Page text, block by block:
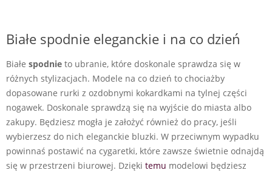
Białe spodnie eleganckie i na co dzień
Białe spodnie to ubranie, które doskonale sprawdza się w
różnych stylizacjach. Modele na co dzień to chociażby
dopasowane rurki z ozdobnymi kokardkami na tylnej części
nogawek. Doskonale sprawdzą się na wyjście do miasta albo
zakupy. Będziesz mogła je założyć również do pracy, jeśli
wybierzesz do nich eleganckie bluzki. W przeciwnym wypadku
powinnaś postawić na cygaretki, które zawsze świetnie odnajdą
się w przestrzeni biurowej. Dzięki temu modelowi będziesz